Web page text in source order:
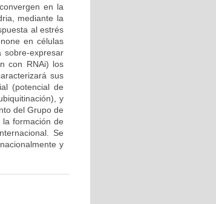
en la
mediante la
al estrés
en células
sobre-expresar
con RNAi) los
sus
(potencial de
y
del Grupo de
formación de
Se
y